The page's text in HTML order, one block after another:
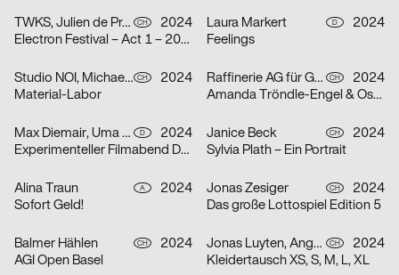
TWKS, Julien de Preux, Mathilde Veuthey CH
2024
Electron Festival – Act 1 – 2024
Laura Markert D
2024
Feelings
Studio NOI, Michael Lio CH
2024
Material-Labor
Raffinerie AG für Gestaltung CH
2024
Amanda Tröndle-Engel & Oskar Tröndle
Max Diemair, Uma Grotrian-Steinweg D
2024
Experimenteller Filmabend Dunst
Janice Beck CH
2024
Sylvia Plath – Ein Portrait
Alina Traun A
2024
Sofort Geld!
Jonas Zesiger CH
2024
Das große Lottospiel Edition 5
Balmer Hählen CH
2024
AGI Open Basel
Jonas Luyten, Angel Zahner CH
2024
Kleidertausch XS, S, M, L, XL